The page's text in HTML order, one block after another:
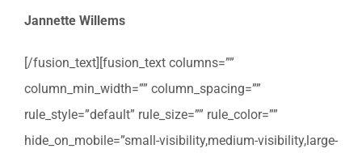
Jannette Willems
[/fusion_text][fusion_text columns=””
column_min_width=”” column_spacing=””
rule_style=”default” rule_size=”” rule_color=””
hide_on_mobile=”small-visibility,medium-visibility,large-